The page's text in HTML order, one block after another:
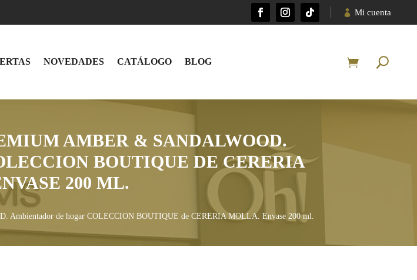
Mi cuenta
NOVEDADES CATÁLOGO BLOG
AMBER & SANDALWOOD.
BOUTIQUE DE CERERIA
200 ML.
de hogar COLECCION BOUTIQUE de CERERIA MOLLA. Envase 200 ml.